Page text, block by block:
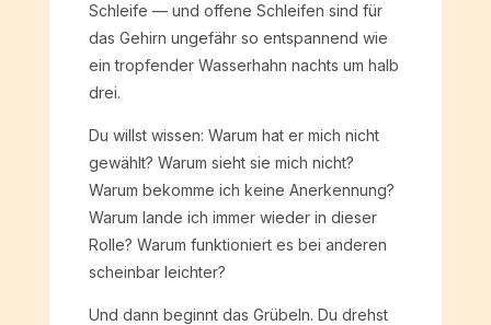
Schleife — und offene Schleifen sind für
das Gehirn ungefähr so entspannend wie
ein tropfender Wasserhahn nachts um halb
drei.
Du willst wissen: Warum hat er mich nicht
gewählt? Warum sieht sie mich nicht?
Warum bekomme ich keine Anerkennung?
Warum lande ich immer wieder in dieser
Rolle? Warum funktioniert es bei anderen
scheinbar leichter?
Und dann beginnt das Grübeln. Du drehst